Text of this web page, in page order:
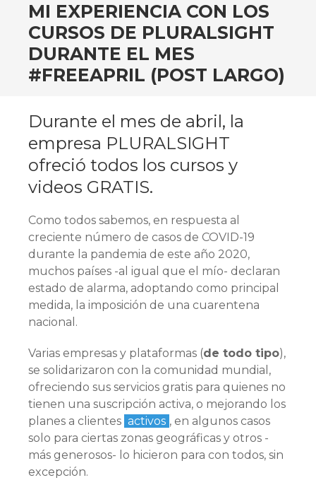
MI EXPERIENCIA CON LOS
CURSOS DE PLURALSIGHT
DURANTE EL MES
#FREEAPRIL (POST LARGO)
Durante el mes de abril, la
empresa PLURALSIGHT
ofreció todos los cursos y
videos GRATIS.
Como todos sabemos, en respuesta al
creciente número de casos de COVID-19
durante la pandemia de este año 2020,
muchos países -al igual que el mío- declaran
estado de alarma, adoptando como principal
medida, la imposición de una cuarentena
nacional.
Varias empresas y plataformas (de todo tipo),
se solidarizaron con la comunidad mundial,
ofreciendo sus servicios gratis para quienes no
tienen una suscripción activa, o mejorando los
planes a clientes activos , en algunos casos
solo para ciertas zonas geográficas y otros -
más generosos- lo hicieron para con todos, sin
excepción.